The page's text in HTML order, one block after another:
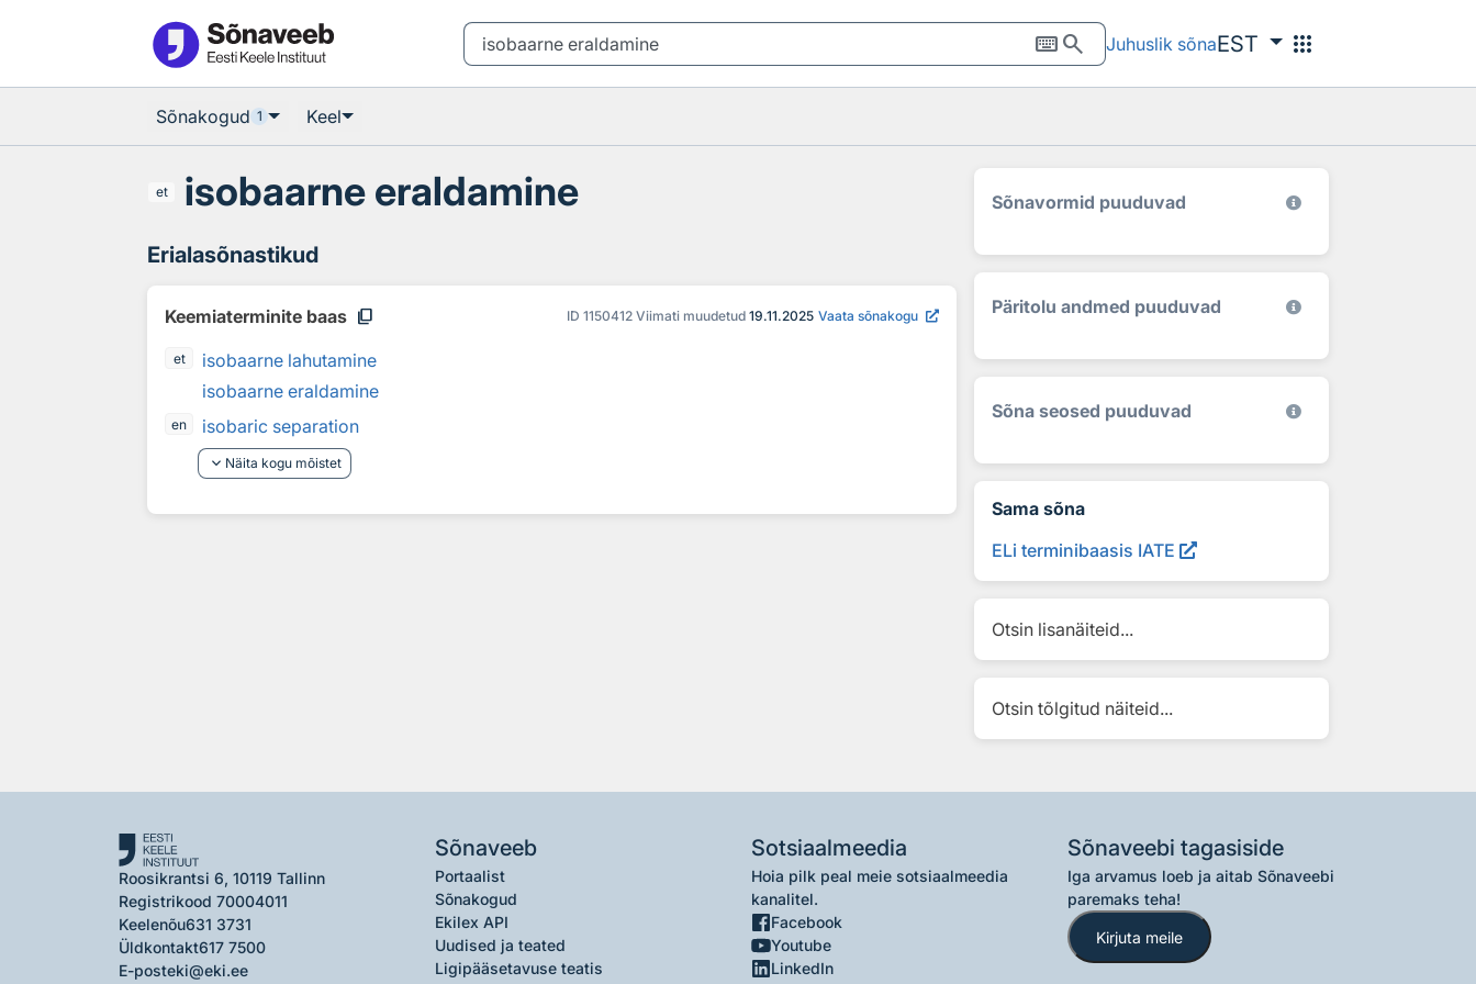
keyboardsearch Juhuslik sõnaEST apps
Sõnakogud 1 Keel
et isobaarne eraldamine
Erialasõnastikud
Keemiaterminite baas content_copy ID 1150412 Viimati muudetud 19.11.2025 Vaata sõnakogu
et
isobaarne lahutamine
isobaarne eraldamine
en
isobaric separation
keyboard_arrow_down Näita kogu mõistet
Sõnavormid puuduvad
Päritolu andmed puuduvad
Sõna seosed puuduvad
Sama sõna
ELi terminibaasis IATE
Otsin lisanäiteid...
Otsin tõlgitud näiteid...
Roosikrantsi 6, 10119 Tallinn
Registrikood 70004011
Keelenõu631 3731
Üldkontakt617 7500
E-posteki@eki.ee
Sõnaveeb
Portaalist
Sõnakogud
Ekilex API
Uudised ja teated
Ligipääsetavuse teatis
Sotsiaalmeedia
Hoia pilk peal meie sotsiaalmeedia
kanalitel.
Facebook
Youtube
LinkedIn
Sõnaveebi tagasiside
Iga arvamus loeb ja aitab Sõnaveebi
paremaks teha!
Kirjuta meile